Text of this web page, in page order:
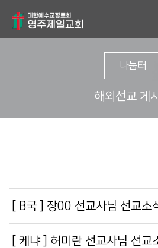
나눔터
해외선교 게
[ B국 ] 장00 선교사님 선교소
[ 케냐 ] 허미란 선교사님 선교